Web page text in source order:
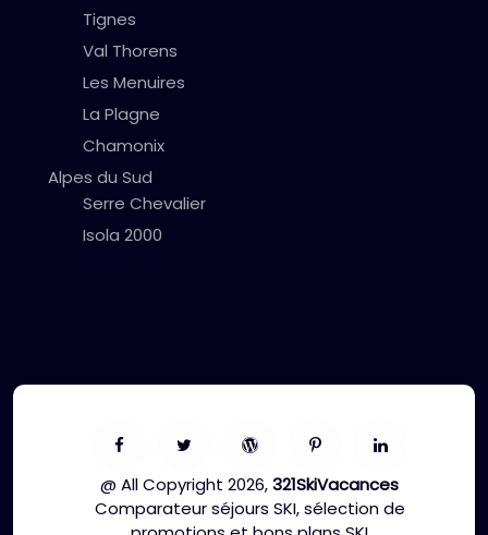
Tignes
Val Thorens
Les Menuires
La Plagne
Chamonix
Alpes du Sud
Serre Chevalier
Isola 2000
@ All Copyright 2026,321SkiVacances
Comparateur séjours SKI, sélection de